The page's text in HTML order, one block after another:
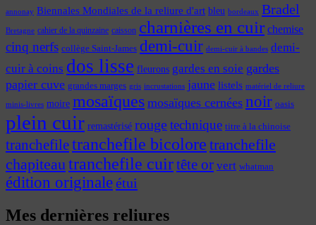
annonay Biennales Mondiales de la reliure d'art bleu bordeaux Bradel
Bretagne cahier de la quinzaine caisson charnières en cuir chemise
cinq nerfs collège Saint-James demi-cuir demi-cuir à bandes demi-
cuir à coins dos lisse fleurons gardes en soie gardes
papier cuve grandes marges gris incrustations jaune listels matériel de reliure
minis-livres moire mosaïques mosaïques cernées noir oasis
plein cuir remastérisé rougetechnique titre à la chinoise
tranchefiletranchefile bicolore tranchefile
chapiteau tranchefile cuirtête or vert whatman
édition originaleétui
Mes dernières reliures